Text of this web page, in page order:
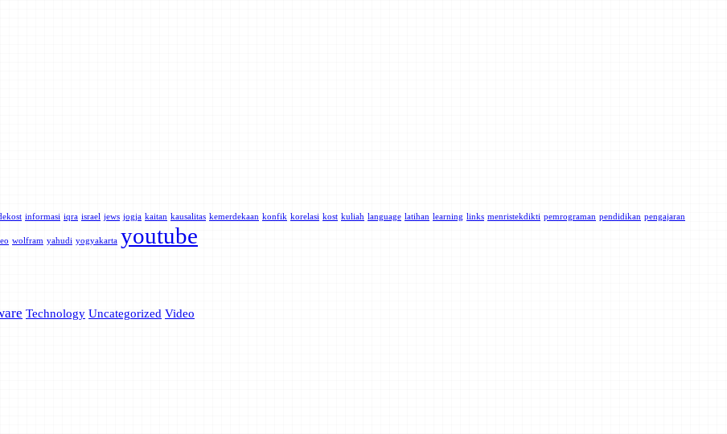
informasi iqra israel jews jogja kaitan kausalitas kemerdekaan konfik korelasi kost kuliah language latihan learning links menristekdikti pemrograman pendidikan pengajaran
wolfram yahudi yogyakarta youtube
Technology Uncategorized Video